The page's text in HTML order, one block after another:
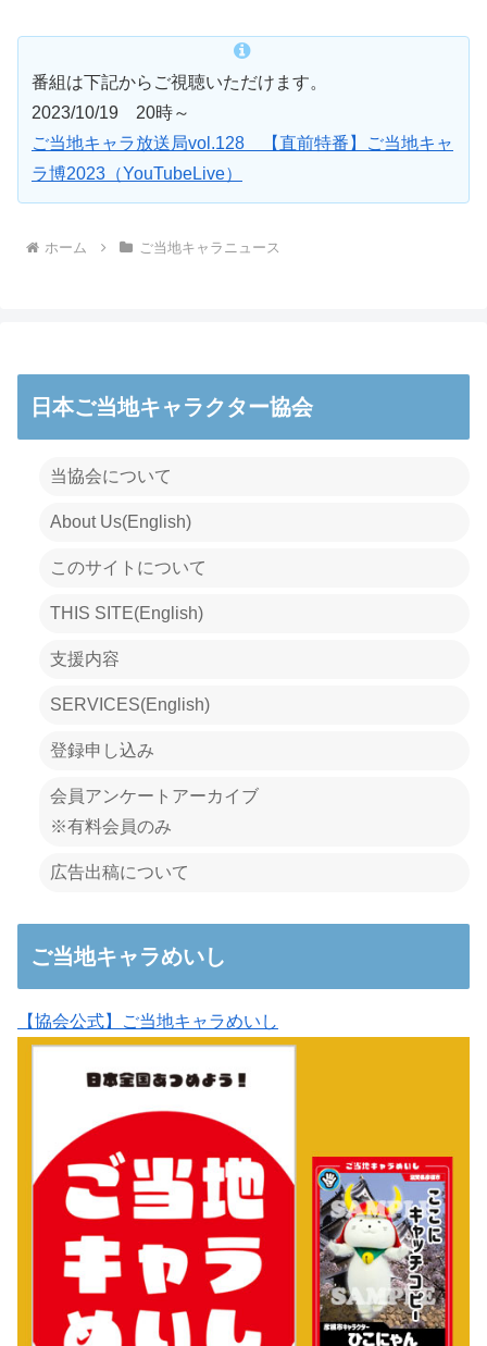
番組は下記からご視聴いただけます。
2023/10/19 20時～
ご当地キャラ放送局vol.128 【直前特番】ご当地キャ
ラ博2023（YouTubeLive）
ホーム ご当地キャラニュース
日本ご当地キャラクター協会
当協会について
About Us(English)
このサイトについて
THIS SITE(English)
支援内容
SERVICES(English)
登録申し込み
会員アンケートアーカイブ
※有料会員のみ
広告出稿について
ご当地キャラめいし
【協会公式】ご当地キャラめいし